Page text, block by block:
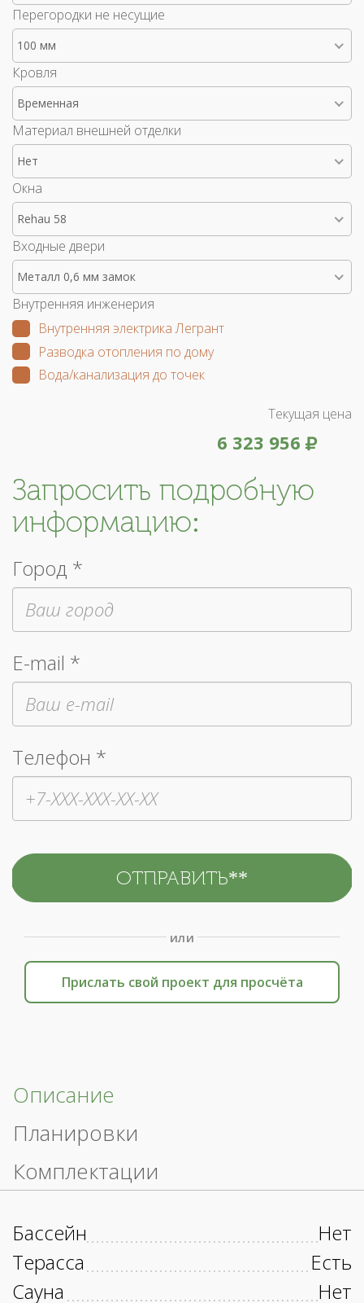
Перегородки не несущие
100 мм
Кровля
Временная
Материал внешней отделки
Нет
Окна
Rehau 58
Входные двери
Металл 0,6 мм замок
Внутренняя инженерия
Внутренняя электрика Легрант
Разводка отопления по дому
Вода/канализация до точек
Текущая цена
6 323 956
Запросить подробную
информацию:
Город *
E-mail *
Телефон *
или
Прислать свой проект для просчёта
Описание
Планировки
Комплектации
Бассейн
Нет
Терасса
Есть
Сауна
Нет